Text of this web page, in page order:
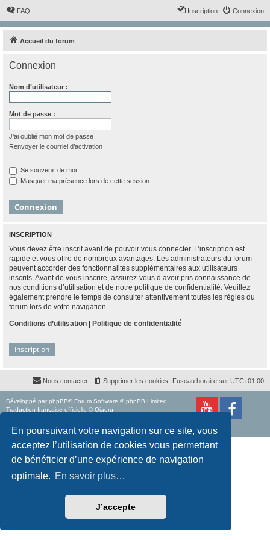
En poursuivant votre navigation sur ce site, vous
acceptez l’utilisation de cookies vous permettant
de bénéficier d’une expérience de navigation
optimale. En savoir plus…
J’accepte
FAQ Connexion
Inscription
Accueil du forum
Connexion
Nom d’utilisateur :
Mot de passe :
J’ai oublié mon mot de passe
Renvoyer le courriel d’activation
Se souvenir de moi
Masquer ma présence lors de cette session
INSCRIPTION
Vous devez être inscrit avant de pouvoir vous connecter. L’inscription est
rapide et vous offre de nombreux avantages. Les administrateurs du forum
peuvent accorder des fonctionnalités supplémentaires aux utilisateurs
inscrits. Avant de vous inscrire, assurez-vous d’avoir pris connaissance de
nos conditions d’utilisation et de notre politique de confidentialité. Veuillez
également prendre le temps de consulter attentivement toutes les règles du
forum lors de votre navigation.
Conditions d’utilisation | Politique de confidentialité
Inscription
Fuseau horaire sur UTC+01:00
Supprimer les cookies
Nous contacter
Développé par phpBB® Forum Software © phpBB Limited
Traduction française officielle © Qiaeru
Confidentialité
Conditions